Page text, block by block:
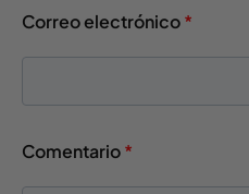
Correo electrónico*
Comentario*